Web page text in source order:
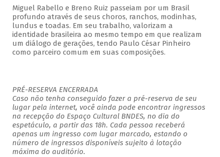
Miguel Rabello e Breno Ruiz passeiam por um Brasil
profundo através de seus choros, ranchos, modinhas,
lundus e toadas. Em seu trabalho, valorizam a
identidade brasileira ao mesmo tempo em que realizam
um diálogo de gerações, tendo Paulo César Pinheiro
como parceiro comum em suas composições.
PRÉ-RESERVA ENCERRADA
Caso não tenha conseguido fazer a pré-reserva de seu
lugar pela internet, você ainda pode encontrar ingressos
na recepção do Espaço Cultural BNDES, no dia do
espetáculo, a partir das 18h. Cada pessoa receberá
apenas um ingresso com lugar marcado, estando o
número de ingressos disponíveis sujeito à lotação
máxima do auditório.